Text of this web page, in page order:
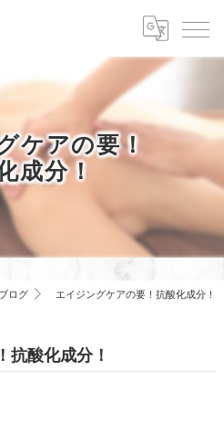
ケアの要！
成分！
ブログ エイジングケアの要！抗酸化成分！
抗酸化成分！